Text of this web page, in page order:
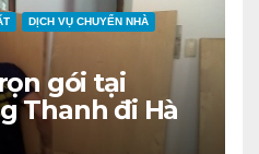
DỊCH VỤ CHUYỂN NHÀ
gói tại
Thanh đi Hà